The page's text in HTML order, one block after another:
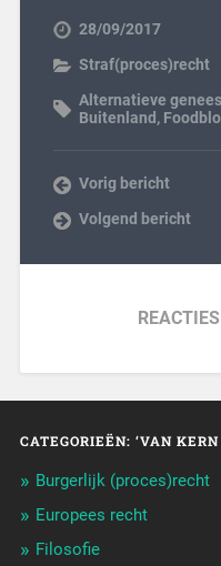
28/09/2017
Straf(proces)recht
Alternatieve
Buitenland ,
Vorig bericht
Volgend bericht
CATEGORIEËN: ‘VAN
Burgerlijk (proces)recht
Europees recht
Filosofie